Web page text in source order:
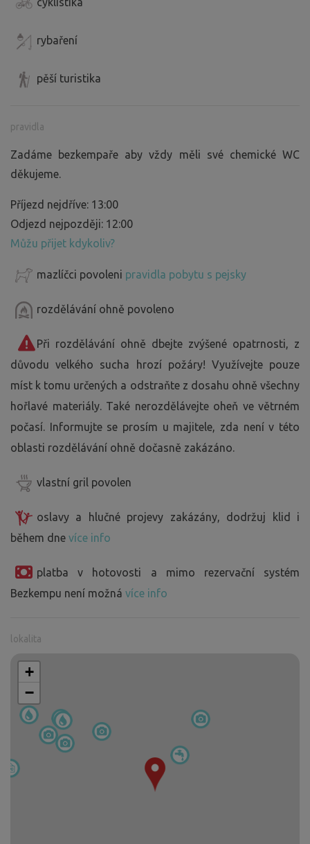
rybaření
pěší turistika
pravidla
Zadáme bezkempaře aby vždy měli své chemické WC
děkujeme.
Příjezd nejdříve: 13:00
Odjezd nejpozději: 12:00
Můžu přijet kdykoliv?
mazlíčci povoleni pravidla pobytu s pejsky
rozdělávání ohně povoleno
Při rozdělávání ohně dbejte zvýšené opatrnosti, z
důvodu velkého sucha hrozí požáry! Využívejte pouze
míst k tomu určených a odstraňte z dosahu ohně všechny
hořlavé materiály. Také nerozdělávejte oheň ve větrném
počasí. Informujte se prosím u majitele, zda není v této
oblasti rozdělávání ohně dočasně zakázáno.
vlastní gril povolen
oslavy a hlučné projevy zakázány, dodržuj klid i
během dne více info
platba v hotovosti a mimo rezervační systém
Bezkempu není možná více info
lokalita
+
−